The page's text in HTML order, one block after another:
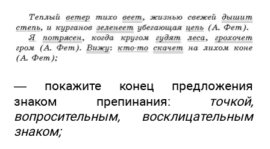
— покажите конец предложения
знаком препинания:
точкой,
вопросительным, восклицательным
знаком;